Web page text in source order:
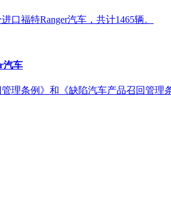
福特Ranger汽车，共计1465辆。
汽车
条例》和《缺陷汽车产品召回管理